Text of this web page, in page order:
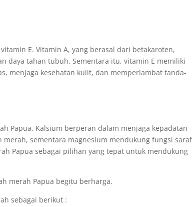
E. Vitamin A, yang berasal dari betakaroten,
daya tahan tubuh. Sementara itu, vitamin E memiliki
menjaga kesehatan kulit, dan memperlambat tanda-
Papua. Kalsium berperan dalam menjaga kepadatan
sementara magnesium mendukung fungsi saraf
Papua sebagai pilihan yang tepat untuk mendukung
merah Papua begitu berharga.
sebagai berikut :